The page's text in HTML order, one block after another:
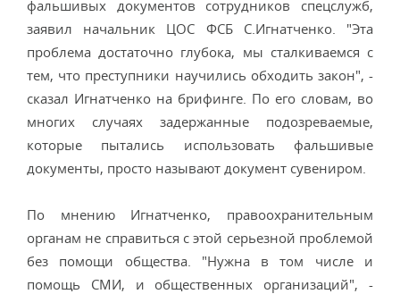
фальшивых документов сотрудников спецслужб,
заявил начальник ЦОС ФСБ С.Игнатченко. "Эта
проблема достаточно глубока, мы сталкиваемся с
тем, что преступники научились обходить закон", -
сказал Игнатченко на брифинге. По его словам, во
многих случаях задержанные подозреваемые,
которые пытались использовать фальшивые
документы, просто называют документ сувениром.
По мнению Игнатченко, правоохранительным
органам не справиться с этой серьезной проблемой
без помощи общества. "Нужна в том числе и
помощь СМИ, и общественных организаций", -